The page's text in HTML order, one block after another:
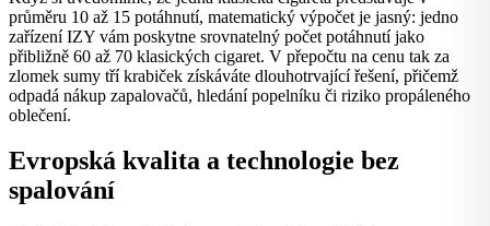
průměru 10 až 15 potáhnutí, matematický výpočet je jasný: jedno
zařízení IZY vám poskytne srovnatelný počet potáhnutí jako
přibližně 60 až 70 klasických cigaret. V přepočtu na cenu tak za
zlomek sumy tří krabiček získáváte dlouhotrvající řešení, přičemž
odpadá nákup zapalovačů, hledání popelníku či riziko propáleného
oblečení.
Evropská kvalita a technologie bez
spalování